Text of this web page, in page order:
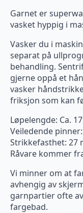
Garnet er
vasket hyppig i
Vasker du i
separat på
behandling.
gjerne oppå et
vasker
friksjon som kan
Løpelengde: Ca.
Veiledende
Strikkefasthet: 27
Råvare kommer
Vi minner om at
avhengig av
garnpartier ofte
fargebad.